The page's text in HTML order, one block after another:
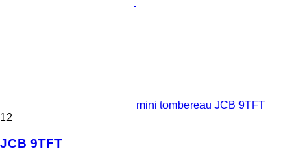
mini tombereau JCB 9TFT
12
JCB 9TFT